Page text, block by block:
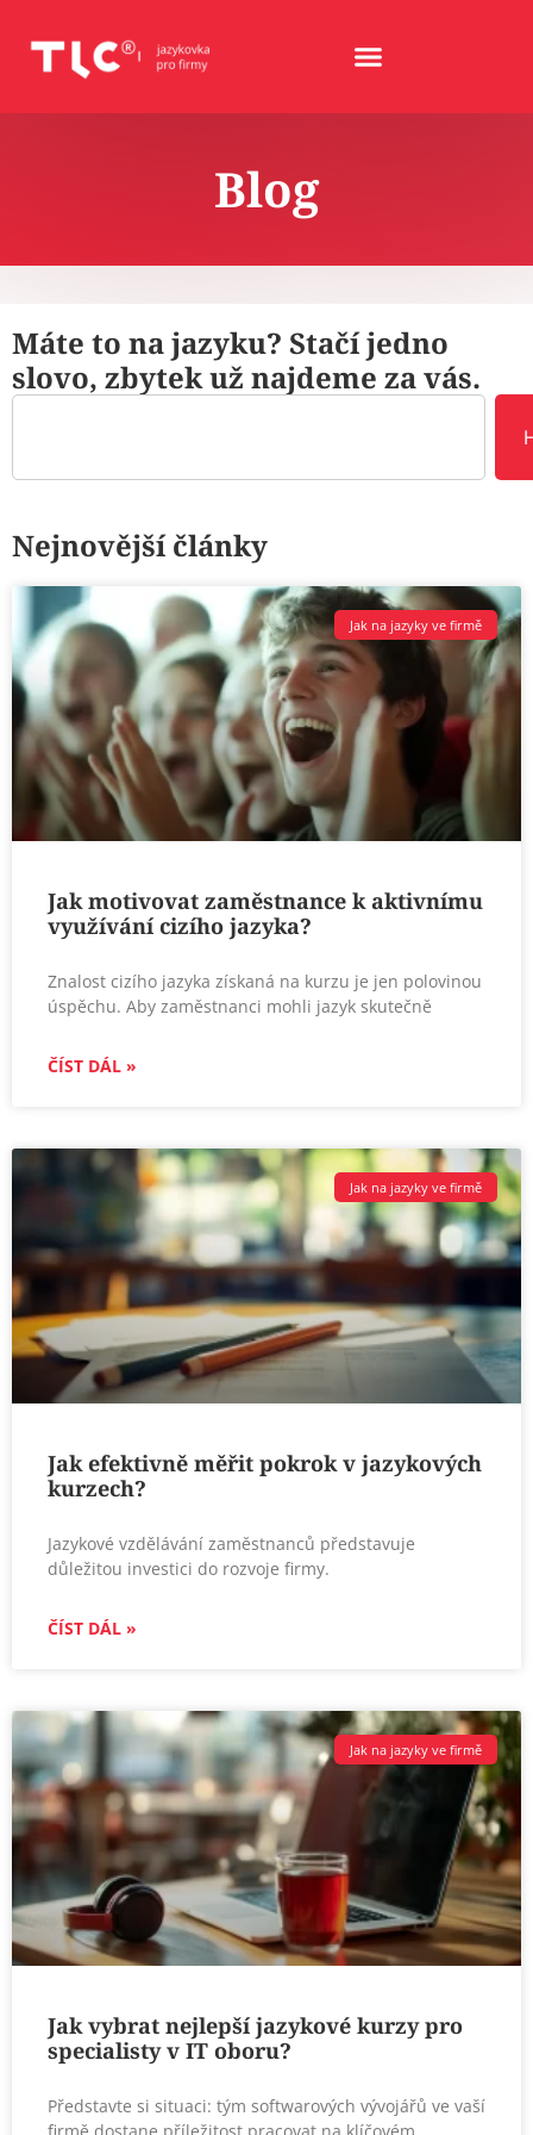
Blog
Máte to na jazyku? Stačí jedno
slovo, zbytek už najdeme za vás.
Nejnovější články
Jak na jazyky ve firmě
Jak motivovat zaměstnance k aktivnímu
využívání cizího jazyka?
Znalost cizího jazyka získaná na kurzu je jen polovinou
úspěchu. Aby zaměstnanci mohli jazyk skutečně
ČÍST DÁL »
Jak na jazyky ve firmě
Jak efektivně měřit pokrok v jazykových
kurzech?
Jazykové vzdělávání zaměstnanců představuje
důležitou investici do rozvoje firmy.
ČÍST DÁL »
Jak na jazyky ve firmě
Jak vybrat nejlepší jazykové kurzy pro
specialisty v IT oboru?
Představte si situaci: tým softwarových vývojářů ve vaší